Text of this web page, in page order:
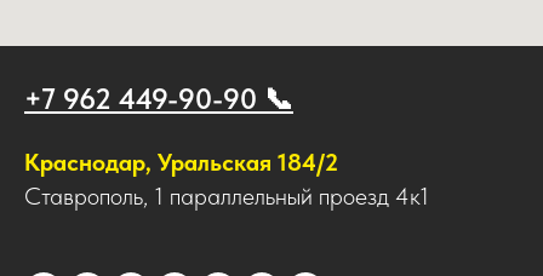
+7 962 449-90-90 📞
Краснодар, Уральская 184/2
Ставрополь, 1 параллельный проезд 4к1